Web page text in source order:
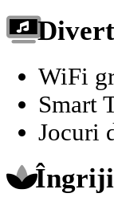
WiFi
Smart
Jocuri